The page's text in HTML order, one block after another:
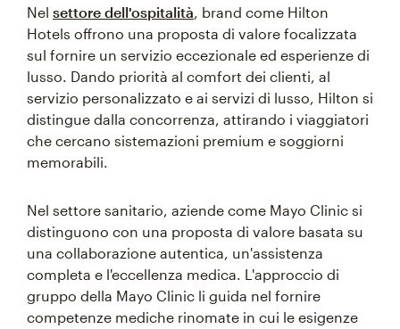
Nel settore dell'ospitalità, brand come Hilton
Hotels offrono una proposta di valore focalizzata
sul fornire un servizio eccezionale ed esperienze di
lusso. Dando priorità al comfort dei clienti, al
servizio personalizzato e ai servizi di lusso, Hilton si
distingue dalla concorrenza, attirando i viaggiatori
che cercano sistemazioni premium e soggiorni
memorabili.
Nel settore sanitario, aziende come Mayo Clinic si
distinguono con una proposta di valore basata su
una collaborazione autentica, un'assistenza
completa e l'eccellenza medica. L'approccio di
gruppo della Mayo Clinic li guida nel fornire
competenze mediche rinomate in cui le esigenze